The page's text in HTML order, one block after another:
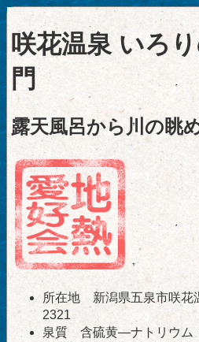
咲花温泉 いろ
門
露天風呂から川の眺
所在地 新潟県五泉市咲
2321
泉質 含硫黄―ナトリウム